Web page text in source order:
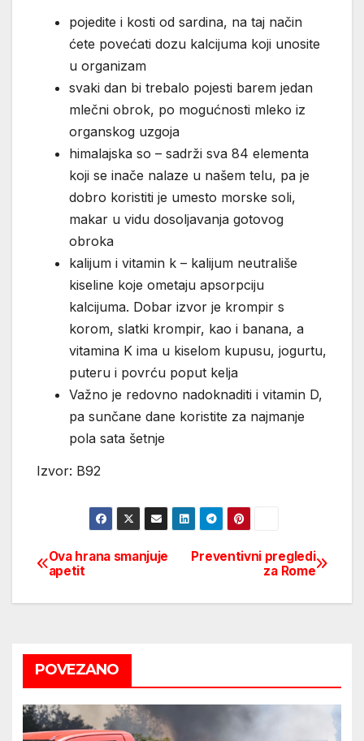
pojedite i kosti od sardina, na taj način
ćete povećati dozu kalcijuma koji unosite
u organizam
svaki dan bi trebalo pojesti barem jedan
mlečni obrok, po mogućnosti mleko iz
organskog uzgoja
himalajska so – sadrži sva 84 elementa
koji se inače nalaze u našem telu, pa je
dobro koristiti je umesto morske soli,
makar u vidu dosoljavanja gotovog
obroka
kalijum i vitamin k – kalijum neutrališe
kiseline koje ometaju apsorpciju
kalcijuma. Dobar izvor je krompir s
korom, slatki krompir, kao i banana, a
vitamina K ima u kiselom kupusu, jogurtu,
puteru i povrću poput kelja
Važno je redovno nadoknaditi i vitamin D,
pa sunčane dane koristite za najmanje
pola sata šetnje
Izvor: B92
Post
navigation
Preventivni pregledi
za Rome
Ova hrana smanjuje
apetit
POVEZANO